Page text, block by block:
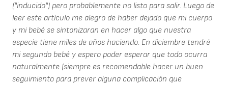
("inducido") pero probablemente no listo para salir. Luego de
leer este artículo me alegro de haber dejado que mi cuerpo
y mi bebé se sintonizaran en hacer algo que nuestra
especie tiene miles de años haciendo. En diciembre tendré
mi segundo bebé y espero poder esperar que todo ocurra
naturalmente (siempre es recomendable hacer un buen
seguimiento para prever alguna complicación que